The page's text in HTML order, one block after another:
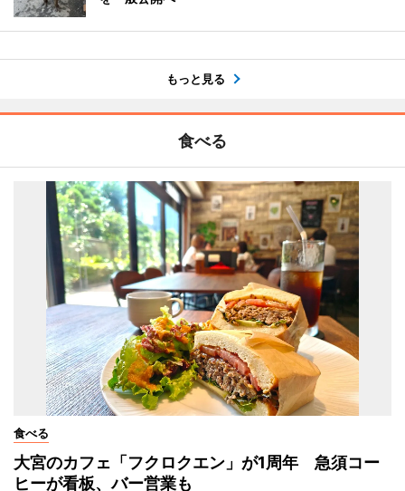
もっと見る
食べる
食べる
大宮のカフェ「フクロクエン」が1周年 急須コー
ヒーが看板、バー営業も